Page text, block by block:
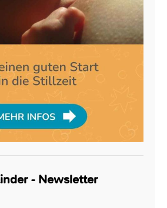
- Newsletter